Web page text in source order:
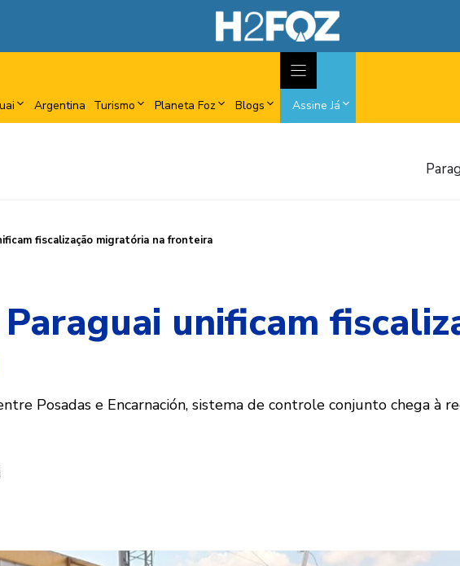
Argentina Turismo Planeta Foz Blogs Assine Já
fiscalização migratória na fronteira
unificam
Posadas e Encarnación, sistema de controle conjunto chega à